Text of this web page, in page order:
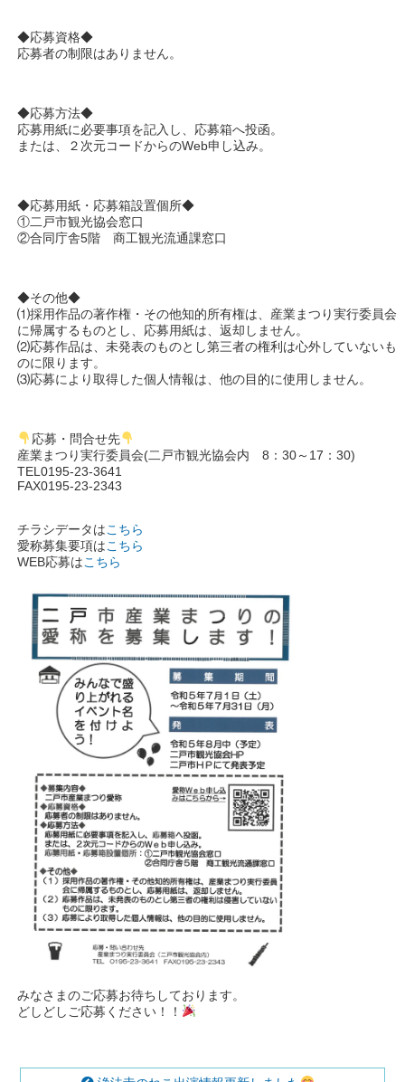
◆応募資格◆
応募者の制限はありません。
◆応募方法◆
応募用紙に必要事項を記入し、応募箱へ投函。
または、２次元コードからのWeb申し込み。
◆応募用紙・応募箱設置個所◆
①二戸市観光協会窓口
②合同庁舎5階 商工観光流通課窓口
◆その他◆
⑴採用作品の著作権・その他知的所有権は、産業まつり実行委員会
に帰属するものとし、応募用紙は、返却しません。
⑵応募作品は、未発表のものとし第三者の権利は心外していないも
のに限ります。
⑶応募により取得した個人情報は、他の目的に使用しません。
応募・問合せ先
産業まつり実行委員会(二戸市観光協会内 8：30～17：30)
TEL0195-23-3641
FAX0195-23-2343
チラシデータはこちら
愛称募集要項はこちら
WEB応募はこちら
みなさまのご応募お待ちしております。
どしどしご応募ください！！